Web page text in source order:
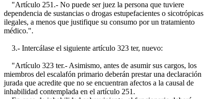
"Artículo 251.- No puede ser juez la persona que tuviere
dependencia de sustancias o drogas estupefacientes o sicotrópicas
ilegales, a menos que justifique su consumo por un tratamiento
médico.".
3.- Intercálase el siguiente artículo 323 ter, nuevo:
"Artículo 323 ter.- Asimismo, antes de asumir sus cargos, los
miembros del escalafón primario deberán prestar una declaración
jurada que acredite que no se encuentran afectos a la causal de
inhabilidad contemplada en el artículo 251.